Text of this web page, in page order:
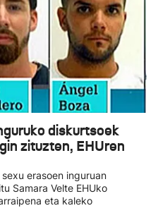
diskurtsoek
zituzten, EHUren
erasoen inguruan
Samara Velte EHUko
eta kaleko